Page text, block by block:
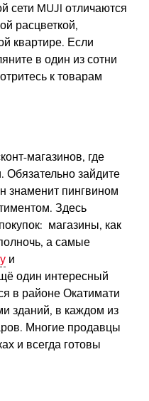
сети MUJI отличаются
расцветкой,
квартире. Если
в один из сотни
к товарам
магазинов, где
зайдите
знаменит пингвином
Здесь
магазины, как
а самые
и
один интересный
в районе Окатимати
зданий, в каждом из
Многие продавцы
и всегда готовы